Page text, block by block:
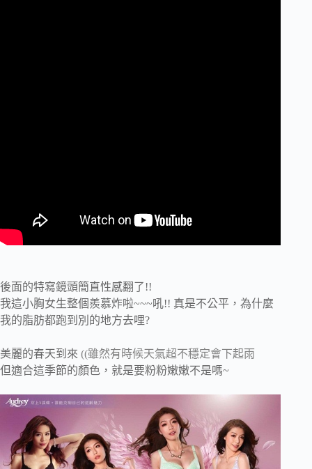
後面的特寫鏡頭簡直性感翻了!!
我這小胸女生整個羨慕炸啦~~~吼!! 真是不公平，為什麼
我的脂肪都跑到別的地方去哩?
美麗的春天到來 ((雖然有時候天氣超不穩定會下起雨
但適合這季節的顏色，就是要粉粉嫩嫩不是嗎~